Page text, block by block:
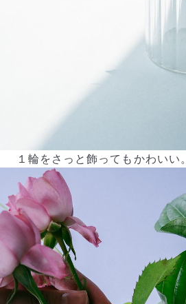
１輪をさっと飾ってもかわいい。